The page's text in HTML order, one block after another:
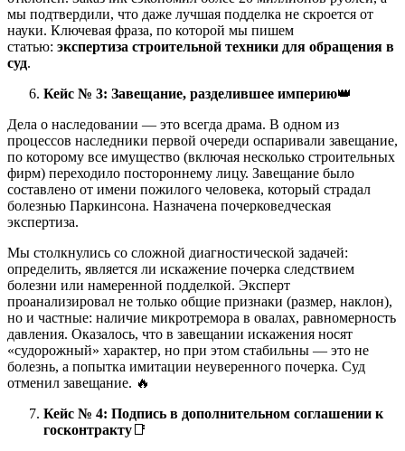
мы подтвердили, что даже лучшая подделка не скроется от
науки. Ключевая фраза, по которой мы пишем
статью: экспертиза строительной техники для обращения в
суд.
Кейс № 3: Завещание, разделившее империю👑
Дела о наследовании — это всегда драма. В одном из
процессов наследники первой очереди оспаривали завещание,
по которому все имущество (включая несколько строительных
фирм) переходило постороннему лицу. Завещание было
составлено от имени пожилого человека, который страдал
болезнью Паркинсона. Назначена почерковедческая
экспертиза.
Мы столкнулись со сложной диагностической задачей:
определить, является ли искажение почерка следствием
болезни или намеренной подделкой. Эксперт
проанализировал не только общие признаки (размер, наклон),
но и частные: наличие микротремора в овалах, равномерность
давления. Оказалось, что в завещании искажения носят
«судорожный» характер, но при этом стабильны — это не
болезнь, а попытка имитации неуверенного почерка. Суд
отменил завещание. 🔥
Кейс № 4: Подпись в дополнительном соглашении к
госконтракту 📑